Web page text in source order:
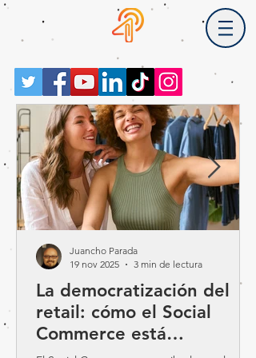
La democratización del
retail: cómo el Social
Commerce está
Juancho Parada
19 nov 2025
3 min de lectura